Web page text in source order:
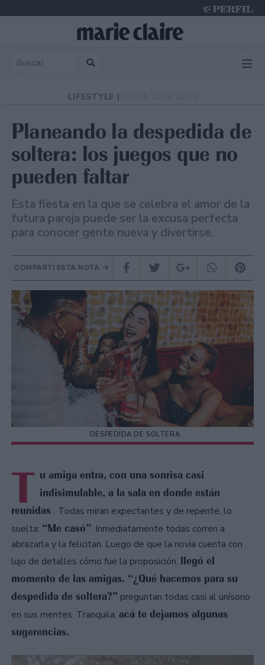
LIFESTYLE |
Planeando la despedida de
soltera: los juegos que no
pueden faltar
Esta fiesta en la que se celebra el amor de la
futura pareja puede ser la excusa perfecta
para conocer gente nueva y divertirse.
COMPARTÍ ESTA NOTA
DESPEDIDA DE SOLTERA
T u amiga entra, con una sonrisa casi
indisimulable, a la sala en donde están
reunidas . Todas miran expectantes y de repente, lo
suelta: “Me casó”. Inmediatamente todas corren a
abrazarla y la felicitan. Luego de que la novia cuenta con
lujo de detalles cómo fue la proposición, llegó el
momento de las amigas. “¿Qué hacemos para su
despedida de soltera?” preguntan todas casi al unísono
en sus mentes. Tranquila, acá te dejamos algunas
sugerencias.